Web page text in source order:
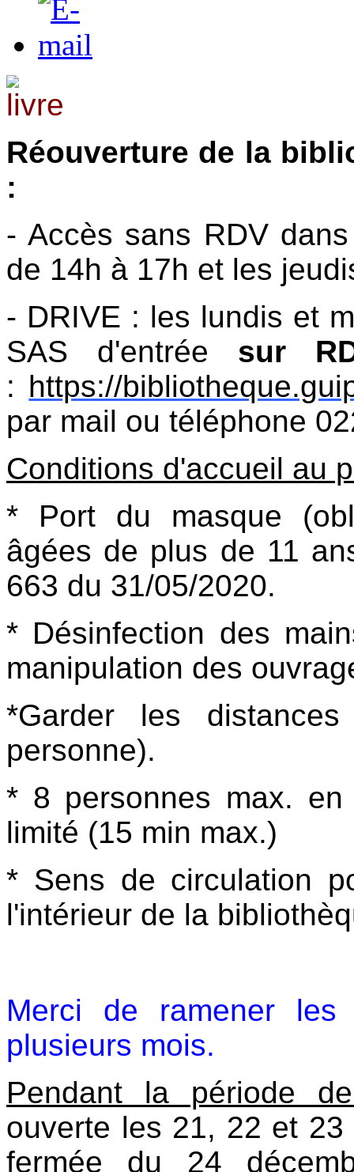
Réouverture de la
:
- Accès sans RDV
de 14h à 17h et les
- DRIVE : les lundis et
SAS d'entrée sur
: https://
par mail ou téléphone
Conditions d'accueil au
* Port du masque
âgées de plus de 11
663 du 31/05/2020.
* Désinfection des
manipulation des
*Garder les
personne).
* 8 personnes max.
limité (15 min max.)
* Sens de circulation
l'intérieur de la
Merci de ramener les
plusieurs mois.
Pendant la période
ouverte les 21, 22 et
fermée du 24